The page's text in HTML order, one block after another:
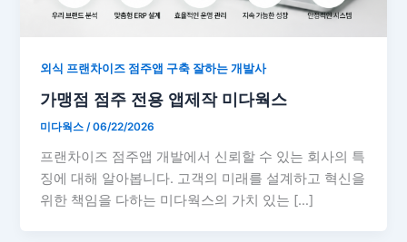
외식 프랜차이즈 점주앱 구축 잘하는 개발사
가맹점 점주 전용 앱제작 미다웍스
미다웍스/06/22/2026
프랜차이즈 점주앱 개발에서 신뢰할 수 있는 회사의 특
징에 대해 알아봅니다. 고객의 미래를 설계하고 혁신을
위한 책임을 다하는 미다웍스의 가치 있는 […]